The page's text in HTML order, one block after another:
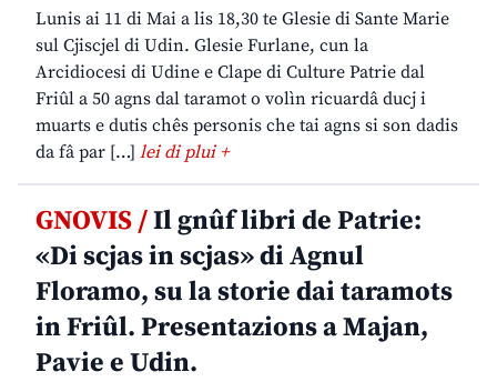
Lunis ai 11 di Mai a lis 18,30 te Glesie di Sante Marie
sul Cjiscjel di Udin. Glesie Furlane, cun la
Arcidiocesi di Udine e Clape di Culture Patrie dal
Friûl a 50 agns dal taramot o volìn ricuardâ ducj i
muarts e dutis chês personis che tai agns si son dadis
da fâ par […] lei di plui +
GNOVIS /Il gnûf libri de Patrie:
«Di scjas in scjas» di Agnul
Floramo, su la storie dai taramots
in Friûl. Presentazions a Majan,
Pavie e Udin.